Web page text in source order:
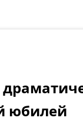
юбилей